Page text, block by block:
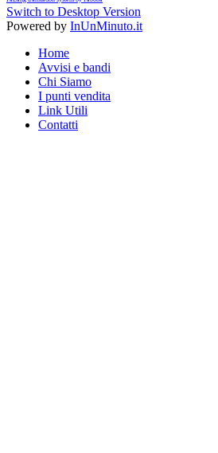
Switch to Desktop Version
Powered by InUnMinuto.it
Home
Avvisi e bandi
Chi Siamo
I punti vendita
Link Utili
Contatti